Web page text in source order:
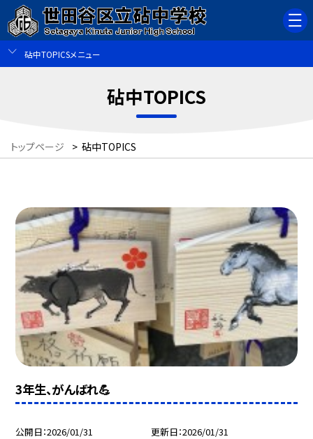
砧中TOPICSメニュー
砧中TOPICS
トップページ > 砧中TOPICS
3年生、がんばれ💪
公開日 2026/01/31 更新日 2026/01/31